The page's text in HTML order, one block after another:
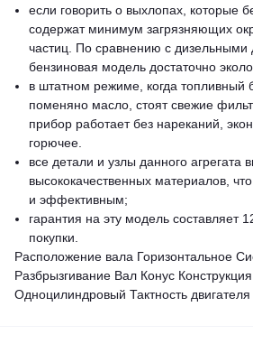
если говорить о выхлопах, которые
содержат минимум загрязняющих
частиц. По сравнению с дизельными
бензиновая модель достаточно
в штатном режиме, когда топливный
поменяно масло, стоят свежие
прибор работает без нареканий,
горючее.
все детали и узлы данного агрегата
высококачественных материалов,
и эффективным;
гарантия на эту модель составляет
покупки.
Расположение вала Горизонтальное
Разбрызгивание Вал Конус
Одноцилиндровый Тактность